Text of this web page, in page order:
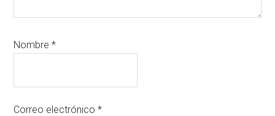
Nombre*
Correo electrónico*